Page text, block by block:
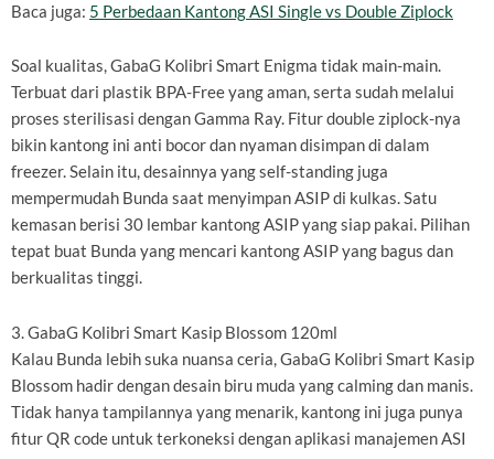
Baca juga: 5 Perbedaan Kantong ASI Single vs Double Ziplock
Soal kualitas, GabaG Kolibri Smart Enigma tidak main-main.
Terbuat dari plastik BPA-Free yang aman, serta sudah melalui
proses sterilisasi dengan Gamma Ray. Fitur double ziplock-nya
bikin kantong ini anti bocor dan nyaman disimpan di dalam
freezer. Selain itu, desainnya yang self-standing juga
mempermudah Bunda saat menyimpan ASIP di kulkas. Satu
kemasan berisi 30 lembar kantong ASIP yang siap pakai. Pilihan
tepat buat Bunda yang mencari kantong ASIP yang bagus dan
berkualitas tinggi.
3. GabaG Kolibri Smart Kasip Blossom 120ml
Kalau Bunda lebih suka nuansa ceria, GabaG Kolibri Smart Kasip
Blossom hadir dengan desain biru muda yang calming dan manis.
Tidak hanya tampilannya yang menarik, kantong ini juga punya
fitur QR code untuk terkoneksi dengan aplikasi manajemen ASI